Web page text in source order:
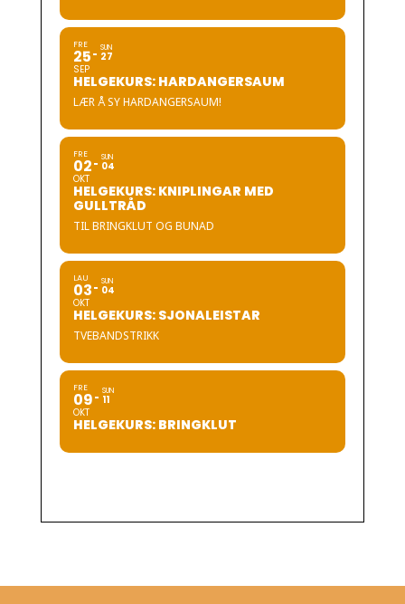
FRE
25
SEP
SUN
27
HELGEKURS: HARDANGERSAUM
LÆR Å SY HARDANGERSAUM!
FRE
02
OKT
SUN
04
HELGEKURS: KNIPLINGAR MED
GULLTRÅD
TIL BRINGKLUT OG BUNAD
LAU
03
OKT
SUN
04
HELGEKURS: SJONALEISTAR
TVEBANDSTRIKK
FRE
09
OKT
SUN
11
HELGEKURS: BRINGKLUT